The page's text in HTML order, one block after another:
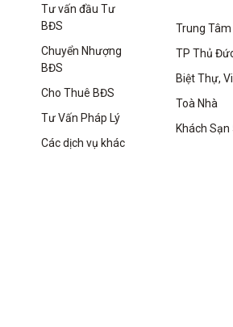
Tư vấn đầu Tư
BĐS
Chuyển Nhượng
BĐS
Cho Thuê BĐS
Tư Vấn Pháp Lý
Các dịch vụ khác
Trung Tâm
TP Thủ
Biệt Thự,
Toà Nhà
Khách Sạn